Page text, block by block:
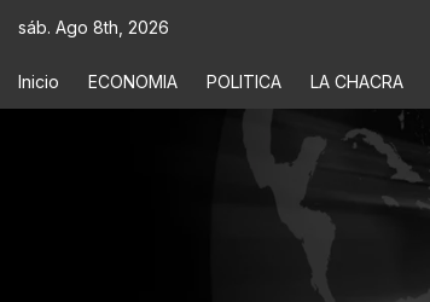
sáb. Ago 8th, 2026
Inicio ECONOMIA POLITICA LA CHACRA